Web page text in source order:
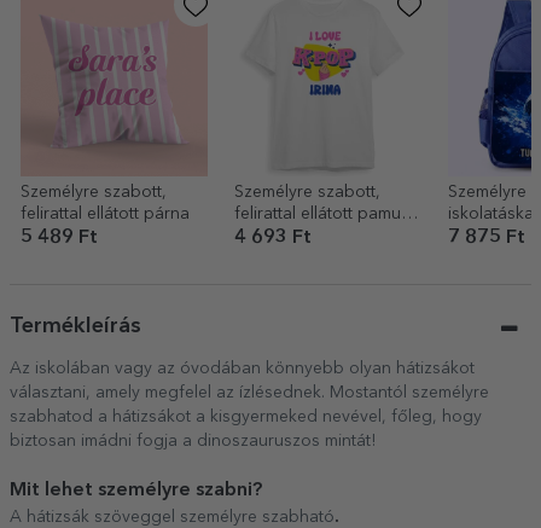
Személyre szabott,
felirattal ellátott párna
5 489 Ft
Személyre szabott,
felirattal ellátott pamut
póló gyerekeknek –
4 693 Ft
Személyre
iskolatáska
Labdarúgás
7 875 Ft
Termékleírás
Az iskolában vagy az óvodában könnyebb olyan hátizsákot
választani, amely megfelel az ízlésednek. Mostantól személyre
szabhatod a hátizsákot a kisgyermeked nevével, főleg, hogy
biztosan imádni fogja a dinoszauruszos mintát!
Mit lehet személyre szabni?
A hátizsák szöveggel személyre szabható.